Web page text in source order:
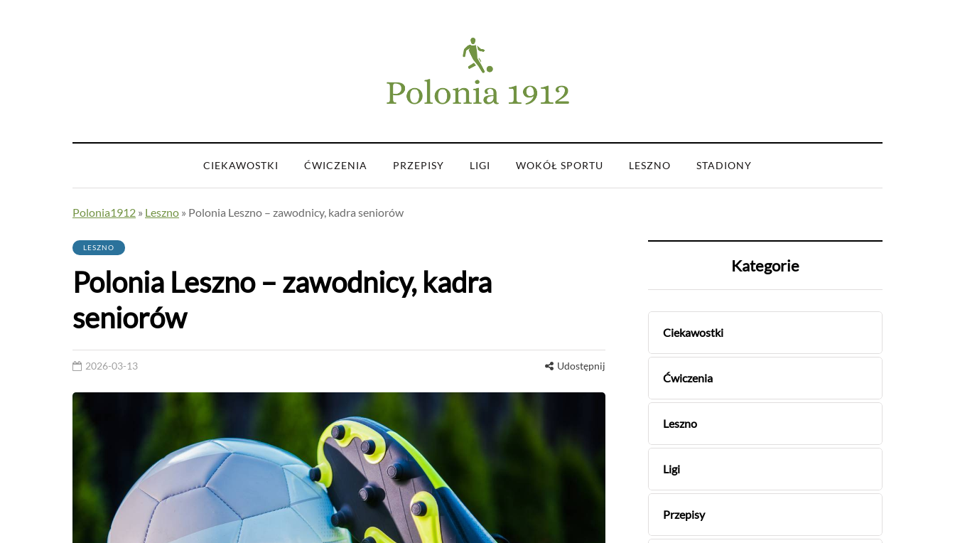
CIEKAWOSTKI ĆWICZENIA PRZEPISY LIGI WOKÓŁ SPORTU LESZNO STADIONY
Polonia1912 » Leszno » Polonia Leszno – zawodnicy, kadra seniorów
LESZNO
Polonia Leszno – zawodnicy, kadra
seniorów
2026-03-13 Udostępnij
Kategorie
Ciekawostki
Ćwiczenia
Leszno
Ligi
Przepisy